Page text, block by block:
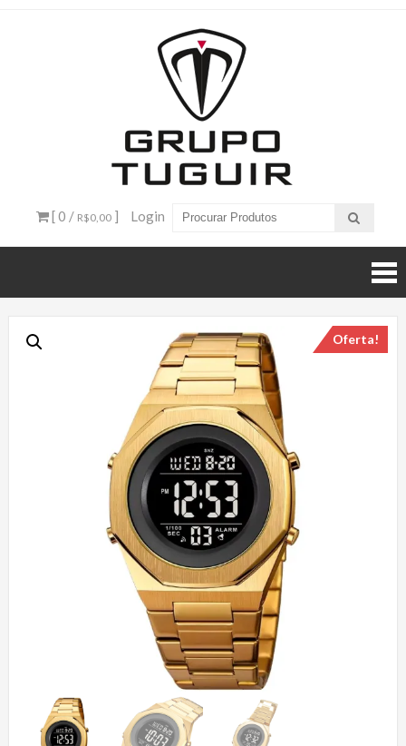
– Grupo
Tuguir
[ 0 / R$0,00 ] Login
Oferta!